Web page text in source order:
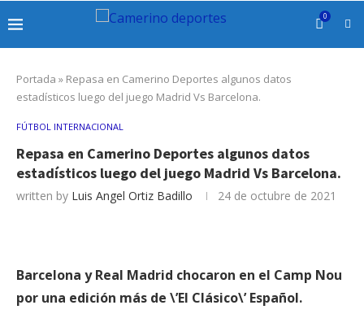
0
Portada » Repasa en Camerino Deportes algunos datos
estadísticos luego del juego Madrid Vs Barcelona.
FÚTBOL INTERNACIONAL
Repasa en Camerino Deportes algunos datos
estadísticos luego del juego Madrid Vs Barcelona.
written by Luis Angel Ortiz Badillo 24 de octubre de 2021
Barcelona y Real Madrid chocaron en el Camp Nou
por una edición más de \’El Clásico\’ Español.